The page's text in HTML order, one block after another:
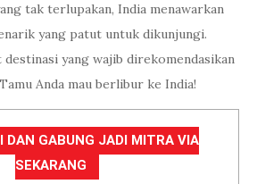
tak terlupakan, India menawarkan
yang patut untuk dikunjungi.
yang wajib direkomendasikan
Anda mau berlibur ke India!
DAN GABUNG JADI MITRA VIA
SEKARANG